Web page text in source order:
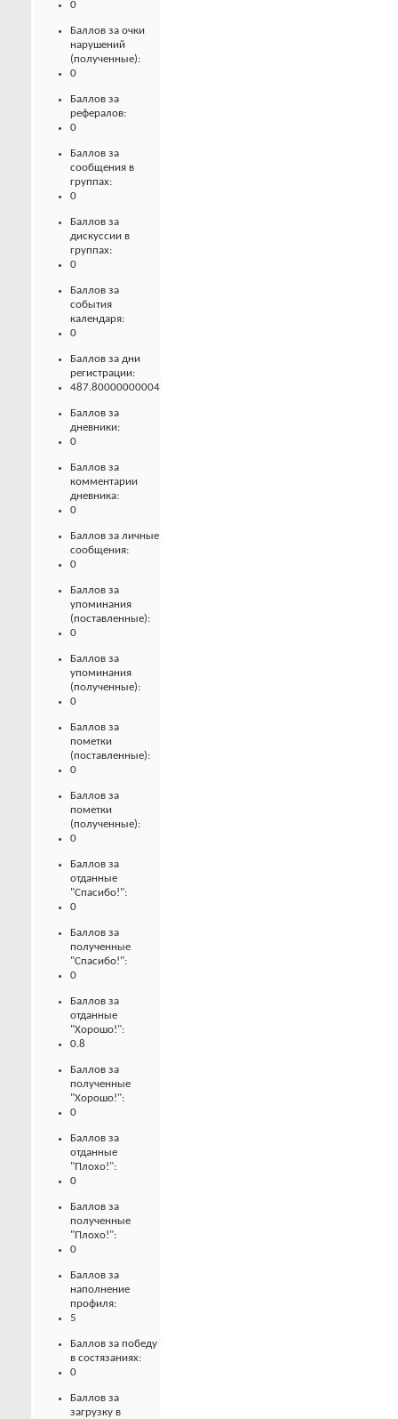
0
Баллов за очки
нарушений
(полученные):
0
Баллов за
рефералов:
0
Баллов за
сообщения в
группах:
0
Баллов за
дискуссии в
группах:
0
Баллов за
события
календаря:
0
Баллов за дни
регистрации:
487.80000000004
Баллов за
дневники:
0
Баллов за
комментарии
дневника:
0
Баллов за личные
сообщения:
0
Баллов за
упоминания
(поставленные):
0
Баллов за
упоминания
(полученные):
0
Баллов за
пометки
(поставленные):
0
Баллов за
пометки
(полученные):
0
Баллов за
отданные
"Спасибо!":
0
Баллов за
полученные
"Спасибо!":
0
Баллов за
отданные
"Хорошо!":
0.8
Баллов за
полученные
"Хорошо!":
0
Баллов за
отданные
"Плохо!":
0
Баллов за
полученные
"Плохо!":
0
Баллов за
наполнение
профиля:
5
Баллов за победу
в состязаниях:
0
Баллов за
загрузку в